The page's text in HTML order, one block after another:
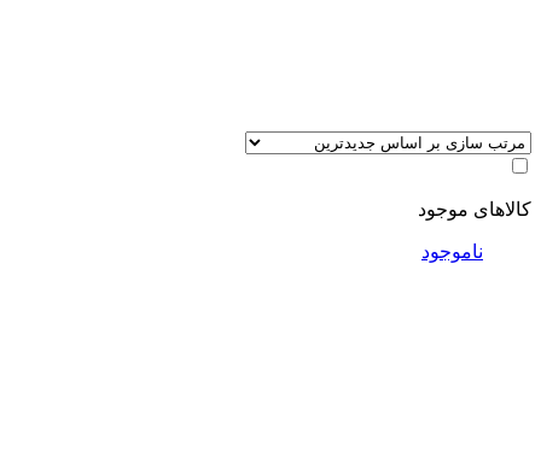
کالاهای موجود
ناموجود